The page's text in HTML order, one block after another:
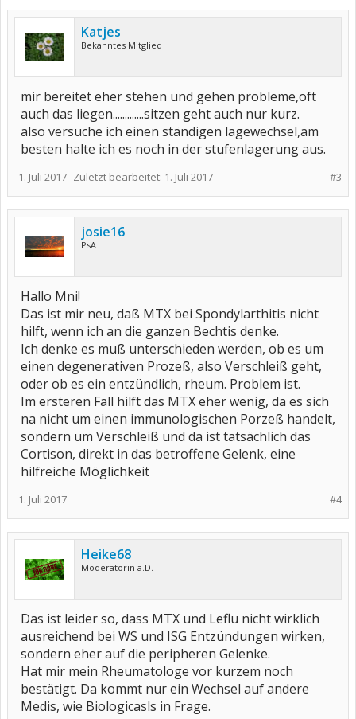
Katjes
Bekanntes Mitglied
mir bereitet eher stehen und gehen probleme,oft
auch das liegen.............sitzen geht auch nur kurz.
also versuche ich einen ständigen lagewechsel,am
besten halte ich es noch in der stufenlagerung aus.
#3
1. Juli 2017 Zuletzt bearbeitet: 1. Juli 2017
josie16
PsA
Hallo Mni!
Das ist mir neu, daß MTX bei Spondylarthitis nicht
hilft, wenn ich an die ganzen Bechtis denke.
Ich denke es muß unterschieden werden, ob es um
einen degenerativen Prozeß, also Verschleiß geht,
oder ob es ein entzündlich, rheum. Problem ist.
Im ersteren Fall hilft das MTX eher wenig, da es sich
na nicht um einen immunologischen Porzeß handelt,
sondern um Verschleiß und da ist tatsächlich das
Cortison, direkt in das betroffene Gelenk, eine
hilfreiche Möglichkeit
#4
1. Juli 2017
Heike68
Moderatorin a.D.
Das ist leider so, dass MTX und Leflu nicht wirklich
ausreichend bei WS und ISG Entzündungen wirken,
sondern eher auf die peripheren Gelenke.
Hat mir mein Rheumatologe vor kurzem noch
bestätigt. Da kommt nur ein Wechsel auf andere
Medis, wie Biologicasls in Frage.